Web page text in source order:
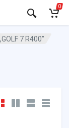
0
7 R400”